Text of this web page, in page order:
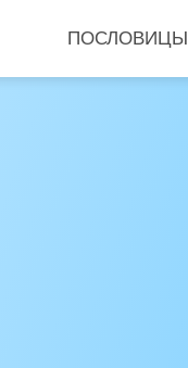
ПОСЛОВИЦЫ